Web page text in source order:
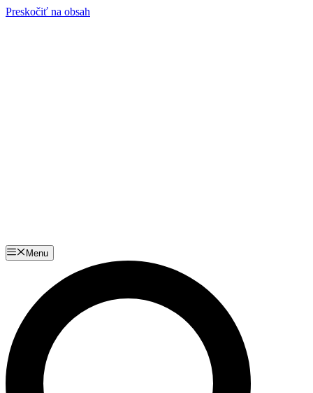
Preskočiť na obsah
Menu